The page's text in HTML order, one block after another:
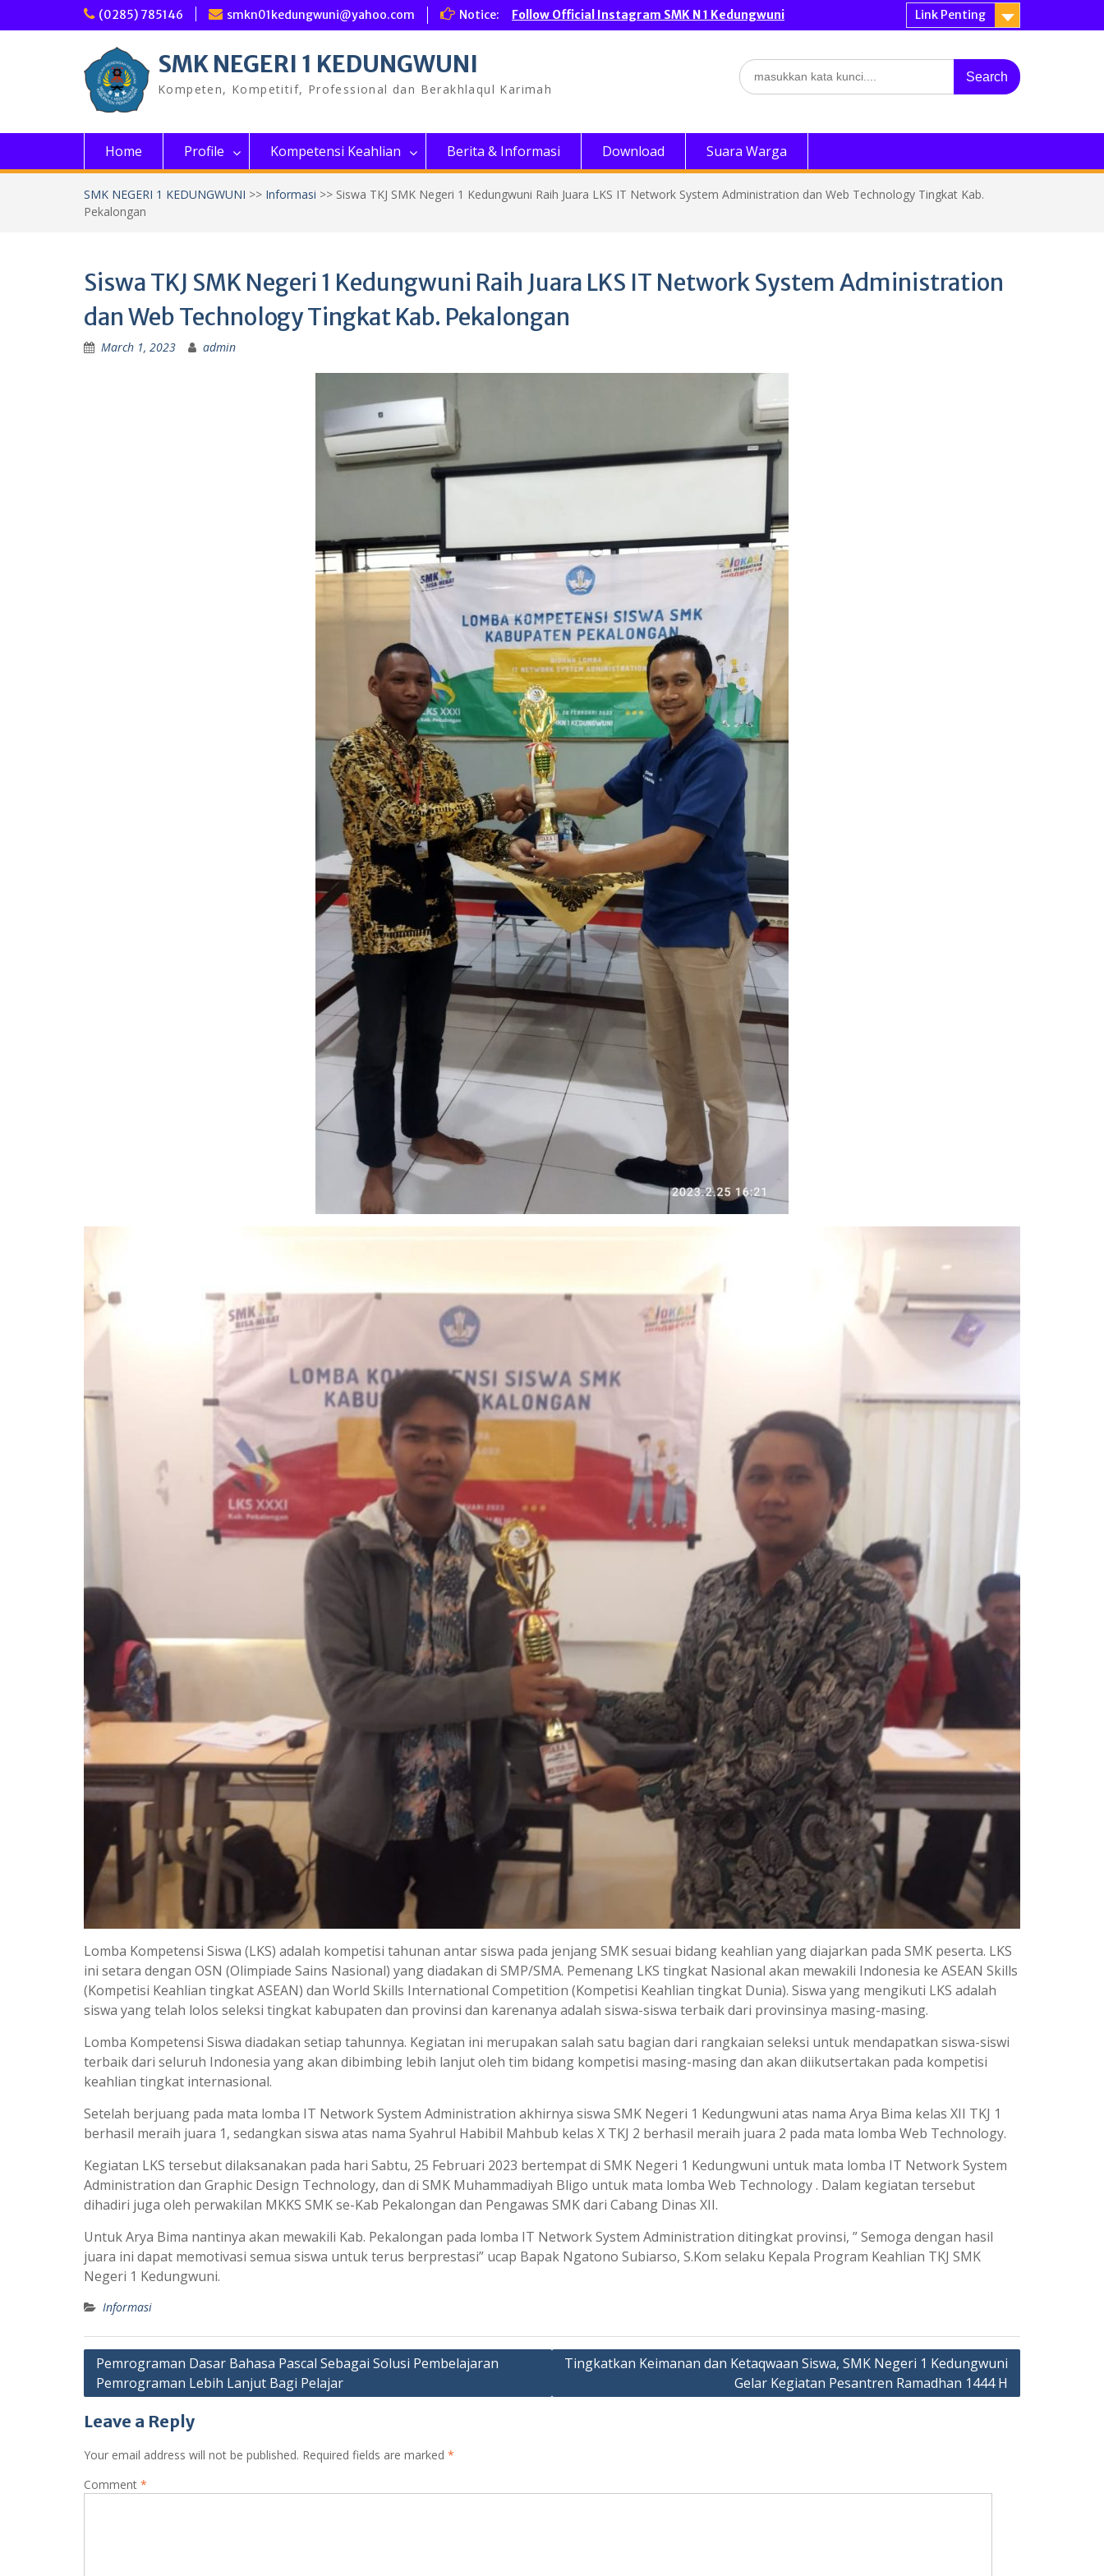
(0285) 785146 smkn01kedungwuni@yahoo.com Notice: Follow Official Instagram SMK N 1 Kedungwuni Link Penting
SMK NEGERI 1 KEDUNGWUNI
Kompeten, Kompetitif, Professional dan Berakhlaqul Karimah
Search
for:
Home Profile Kompetensi Keahlian Berita & Informasi Download Suara Warga
SMK NEGERI 1 KEDUNGWUNI >> Informasi >> Siswa TKJ SMK Negeri 1 Kedungwuni Raih Juara LKS IT Network System Administration dan Web Technology Tingkat Kab.
Pekalongan
Siswa TKJ SMK Negeri 1 Kedungwuni Raih Juara LKS IT Network System Administration
dan Web Technology Tingkat Kab. Pekalongan
March 1, 2023 admin
Lomba Kompetensi Siswa (LKS) adalah kompetisi tahunan antar siswa pada jenjang SMK sesuai bidang keahlian yang diajarkan pada SMK peserta. LKS
ini setara dengan OSN (Olimpiade Sains Nasional) yang diadakan di SMP/SMA. Pemenang LKS tingkat Nasional akan mewakili Indonesia ke ASEAN Skills
(Kompetisi Keahlian tingkat ASEAN) dan World Skills International Competition (Kompetisi Keahlian tingkat Dunia). Siswa yang mengikuti LKS adalah
siswa yang telah lolos seleksi tingkat kabupaten dan provinsi dan karenanya adalah siswa-siswa terbaik dari provinsinya masing-masing.
Lomba Kompetensi Siswa diadakan setiap tahunnya. Kegiatan ini merupakan salah satu bagian dari rangkaian seleksi untuk mendapatkan siswa-siswi
terbaik dari seluruh Indonesia yang akan dibimbing lebih lanjut oleh tim bidang kompetisi masing-masing dan akan diikutsertakan pada kompetisi
keahlian tingkat internasional.
Setelah berjuang pada mata lomba IT Network System Administration akhirnya siswa SMK Negeri 1 Kedungwuni atas nama Arya Bima kelas XII TKJ 1
berhasil meraih juara 1, sedangkan siswa atas nama Syahrul Habibil Mahbub kelas X TKJ 2 berhasil meraih juara 2 pada mata lomba Web Technology.
Kegiatan LKS tersebut dilaksanakan pada hari Sabtu, 25 Februari 2023 bertempat di SMK Negeri 1 Kedungwuni untuk mata lomba IT Network System
Administration dan Graphic Design Technology, dan di SMK Muhammadiyah Bligo untuk mata lomba Web Technology . Dalam kegiatan tersebut
dihadiri juga oleh perwakilan MKKS SMK se-Kab Pekalongan dan Pengawas SMK dari Cabang Dinas XII.
Untuk Arya Bima nantinya akan mewakili Kab. Pekalongan pada lomba IT Network System Administration ditingkat provinsi, ” Semoga dengan hasil
juara ini dapat memotivasi semua siswa untuk terus berprestasi” ucap Bapak Ngatono Subiarso, S.Kom selaku Kepala Program Keahlian TKJ SMK
Negeri 1 Kedungwuni.
Informasi
Post
navigation
Pemrograman Dasar Bahasa Pascal Sebagai Solusi Pembelajaran
Pemrograman Lebih Lanjut Bagi Pelajar
Tingkatkan Keimanan dan Ketaqwaan Siswa, SMK Negeri 1 Kedungwuni
Gelar Kegiatan Pesantren Ramadhan 1444 H
Leave a Reply
Your email address will not be published. Required fields are marked *
Comment *